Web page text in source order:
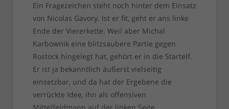
Ein Fragezeichen steht noch hinter dem Einsatz
von Nicolas Gavory. Ist er fit, geht er ans linke
Ende der Viererkette. Weil aber Michal
Karbownik eine blitzsaubere Partie gegen
Rostock hingelegt hat, gehört er in die Startelf.
Er ist ja bekanntlich äußerst vielseitig
einsetzbar, und da hat der Ergebene die
verrückte Idee, ihn als offensiven